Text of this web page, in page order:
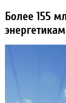
Более 155